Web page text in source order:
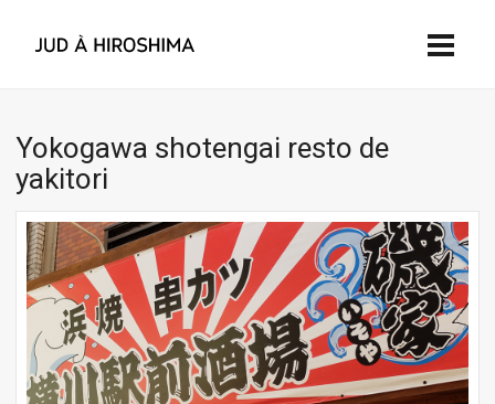
Yokogawa shotengai resto de
yakitori